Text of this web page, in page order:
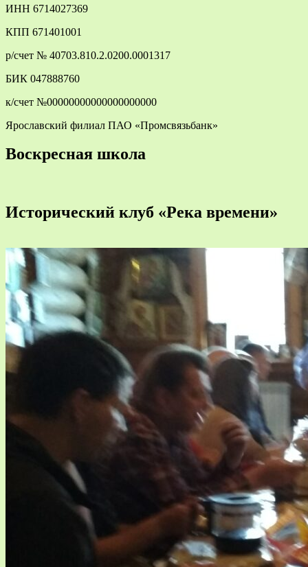
ИНН 6714027369
КПП 671401001
р/счет № 40703.810.2.0200.0001317
БИК 047888760
к/счет №00000000000000000000
Ярославский филиал ПАО «Промсвязьбанк»
Воскресная школа
Исторический клуб «Река времени»